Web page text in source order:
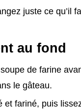
juste ce qu’il
au fond
de farine
le gâteau.
fariné, puis